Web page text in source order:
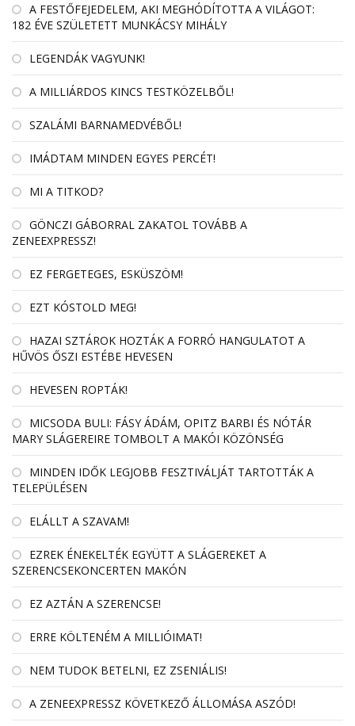
A FESTŐFEJEDELEM, AKI MEGHÓDÍTOTTA A VILÁGOT:
182 ÉVE SZÜLETETT MUNKÁCSY MIHÁLY
LEGENDÁK VAGYUNK!
A MILLIÁRDOS KINCS TESTKÖZELBŐL!
SZALÁMI BARNAMEDVÉBŐL!
IMÁDTAM MINDEN EGYES PERCÉT!
MI A TITKOD?
GÖNCZI GÁBORRAL ZAKATOL TOVÁBB A
ZENEEXPRESSZ!
EZ FERGETEGES, ESKÜSZÖM!
EZT KÓSTOLD MEG!
HAZAI SZTÁROK HOZTÁK A FORRÓ HANGULATOT A
HŰVÖS ŐSZI ESTÉBE HEVESEN
HEVESEN ROPTÁK!
MICSODA BULI: FÁSY ÁDÁM, OPITZ BARBI ÉS NÓTÁR
MARY SLÁGEREIRE TOMBOLT A MAKÓI KÖZÖNSÉG
MINDEN IDŐK LEGJOBB FESZTIVÁLJÁT TARTOTTÁK A
TELEPÜLÉSEN
ELÁLLT A SZAVAM!
EZREK ÉNEKELTÉK EGYÜTT A SLÁGEREKET A
SZERENCSEKONCERTEN MAKÓN
EZ AZTÁN A SZERENCSE!
ERRE KÖLTENÉM A MILLIÓIMAT!
NEM TUDOK BETELNI, EZ ZSENIÁLIS!
A ZENEEXPRESSZ KÖVETKEZŐ ÁLLOMÁSA ASZÓD!